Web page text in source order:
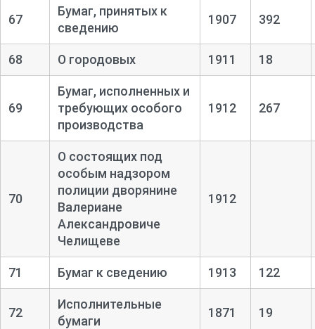
67
Бумаг, принятых к
сведению
1907 392
68 О городовых 1911 18
69
Бумаг, исполненных и
требующих особого
производства
1912 267
70
О состоящих под
особым надзором
полиции дворянине
Валериане
Александровиче
Челищеве
1912
71 Бумаг к сведению 1913 122
72
Исполнительные
бумаги
1871 19